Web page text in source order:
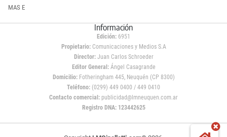
MAS E
Información
Edición: 6951
Propietario:Comunicaciones y Medios S.A
Director: Juan Carlos Schroeder
Editor General:Ángel Casagrande
Domicilio:Fotheringham 445, Neuquén (CP 8300)
Teléfono: (0299) 449 0400 / 449 0410
Contacto comercial: publicidad@lmneuquen.com.ar
Registro DNA: 123442625